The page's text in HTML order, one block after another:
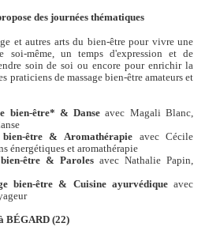
des journées thématiques
et autres arts du bien-être pour vivre une
soi-même, un temps d'expression et de
soin de soi ou encore pour enrichir la
praticiens de massage bien-être amateurs et
bien-être* & Danse avec Magali Blanc,
bien-être & Aromathérapie avec Cécile
énergétiques et aromathérapie
bien-être & Paroles avec Nathalie Papin,
bien-être & Cuisine ayurvédiqueavec
BÉGARD (22)